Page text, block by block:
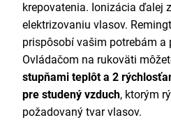
krepovatenia. Ionizácia ďalej
elektrizovaniu vlasov.
prispôsobí vašim potrebám a
Ovládačom na rukoväti
stupňami teplôt a 2
pre studený vzduch, ktorým
požadovaný tvar vlasov.